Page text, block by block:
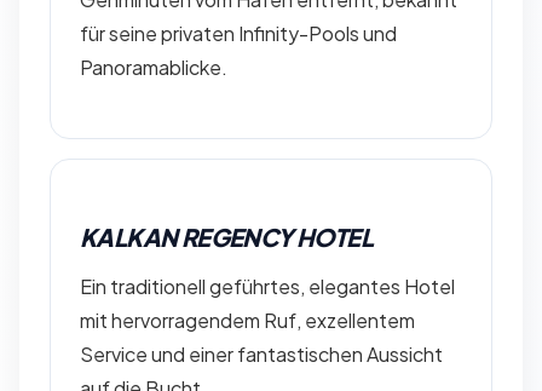
für seine privaten Infinity-Pools und
Panoramablicke.
KALKAN REGENCY HOTEL
Ein traditionell geführtes, elegantes Hotel
mit hervorragendem Ruf, exzellentem
Service und einer fantastischen Aussicht